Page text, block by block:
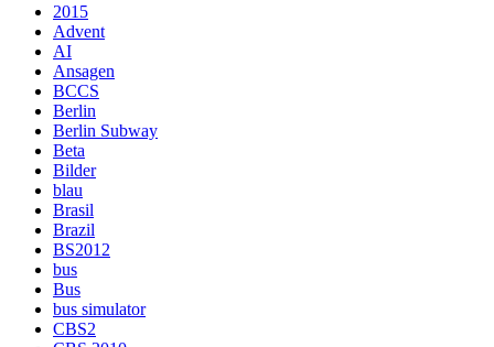
2015
Advent
AI
Ansagen
BCCS
Berlin
Berlin Subway
Beta
Bilder
blau
Brasil
Brazil
BS2012
bus
Bus
bus simulator
CBS2